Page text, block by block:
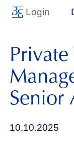
Login
Senior
10.10.2025